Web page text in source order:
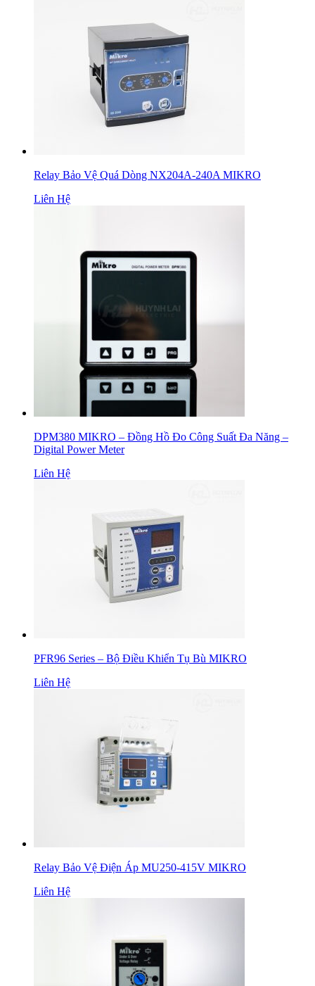
Relay Bảo Vệ Quá Dòng NX204A-240A MIKRO
Liên Hệ
DPM380 MIKRO – Đồng Hồ Đo Công Suất Đa Năng –
Digital Power Meter
Liên Hệ
PFR96 Series – Bộ Điều Khiển Tụ Bù MIKRO
Liên Hệ
Relay Bảo Vệ Điện Áp MU250-415V MIKRO
Liên Hệ